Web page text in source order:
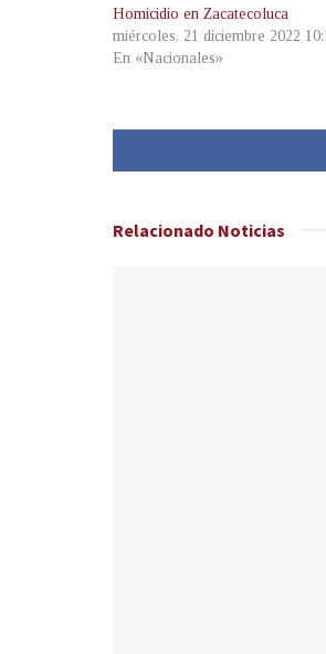
Homicidio en Zacatecoluca
miércoles, 21 diciembre 2022
En «Nacionales»
Relacionado Noticias